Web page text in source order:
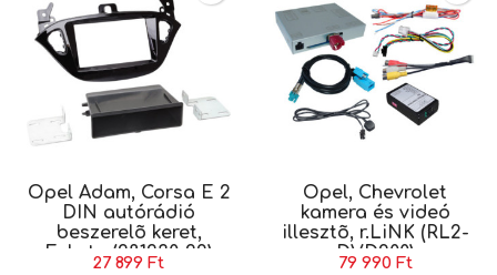
Opel Adam, Corsa E 2
DIN autórádió
beszerelõ keret,
Fekete (281230-29)
27 899 Ft
Opel, Chevrolet
kamera és videó
illesztõ, r.LiNK (RL2-
DVD900)
79 990 Ft